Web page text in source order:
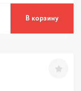
В корзину